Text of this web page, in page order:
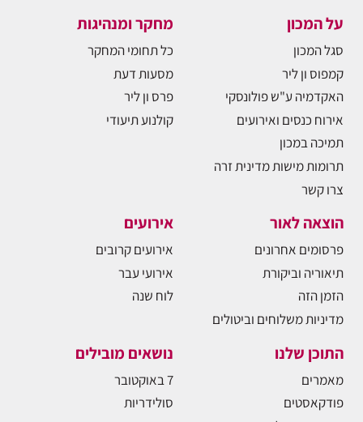
על המכון
סגל המכון
קמפוס ון ליר
האקדמיה ע"ש פולונסקי
אירוח כנסים ואירועים
תמיכה במכון
תרומות מישות מדינית זרה
צרו קשר
מחקר ומנהיגות
כל תחומי המחקר
מסעות דעת
פרס ון ליר
קולנוע תיעודי
הוצאה לאור
פרסומים אחרונים
תיאוריה וביקורת
הזמן הזה
מדיניות משלוחים וביטולים
אירועים
אירועים קרובים
אירועי עבר
לוח שנה
התוכן שלנו
מאמרים
פודקאסטים
נושאים מובילים
7 באוקטובר
סולידריות